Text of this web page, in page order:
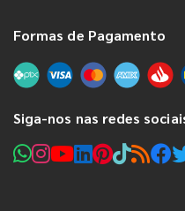
Formas de Pagamento
Siga-nos nas redes